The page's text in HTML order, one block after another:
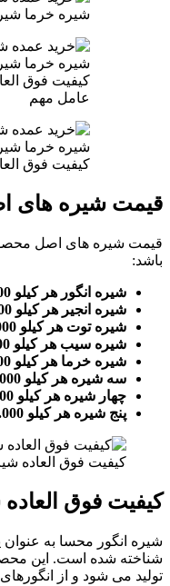
عامل مهم
کیفیت فوق
قیمت شیره های
قیمت شیره های اصل
باشد:
شیره انگور هر کیلو 70.000 تومان
شیره انجیر هر کیلو 55.000 تومان
شیره توت هر کیلو 55.000 تومان
شیره سیب هر کیلو 55.000 تومان
شیره خرما هر کیلو 35.000 تومان
سه شیره هر کیلو 55.000 تومان
چهار شیره هر کیلو 55.000 تومان
پنج شیره هر کیلو 55.000 تومان
کیفیت فوق العاده
کیفیت فوق
شیره انگور محسا به عنوان
شناخته شده است. این
تولید می شود و از